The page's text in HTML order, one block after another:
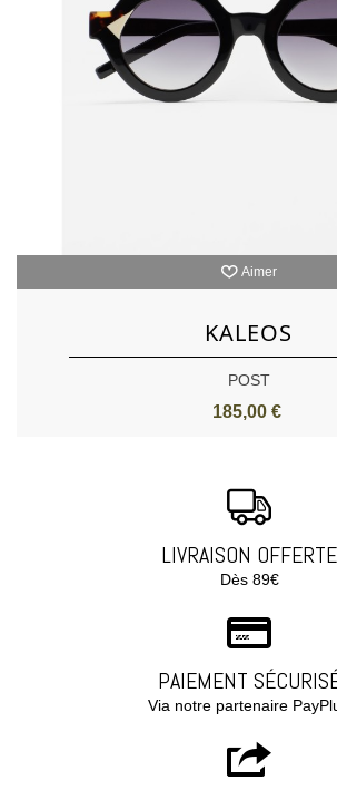
Aimer
KALEOS
POST
185,00 €
LIVRAISON OFFERTE
Dès 89€
PAIEMENT
Via notre partenaire